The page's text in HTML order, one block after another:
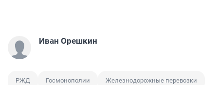
Иван Орешкин
РЖД Госмонополии Железнодорожные перевозки